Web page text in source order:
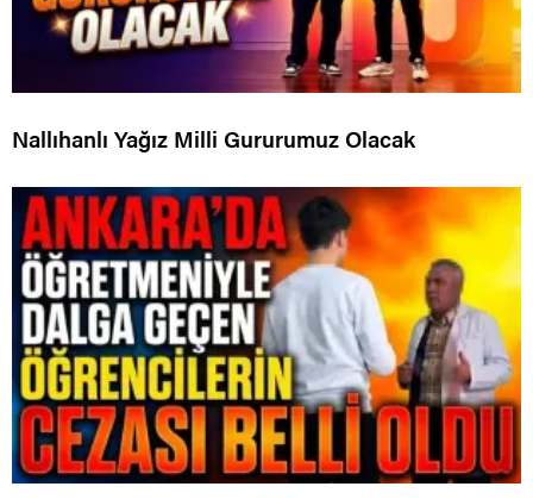
Nallıhanlı Yağız Milli Gururumuz Olacak